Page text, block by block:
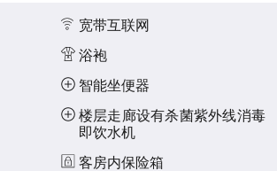
宽带互联网
浴袍
智能坐便器
楼层走廊设有杀菌紫外线消毒
即饮水机
客房内保险箱